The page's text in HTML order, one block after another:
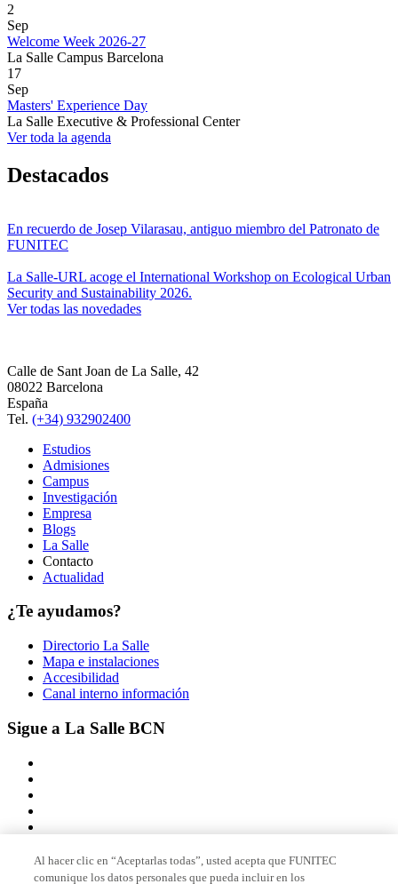
2
Sep
Welcome Week 2026-27
La Salle Campus Barcelona
17
Sep
Masters' Experience Day
La Salle Executive & Professional Center
Ver toda la agenda
Destacados
En recuerdo de Josep Vilarasau, antiguo miembro del Patronato de
FUNITEC
La Salle-URL acoge el International Workshop on Ecological Urban
Security and Sustainability 2026.
Ver todas las novedades
Calle de Sant Joan de La Salle, 42
08022 Barcelona
España
Tel. (+34) 932902400
Estudios
Admisiones
Campus
Investigación
Empresa
Blogs
La Salle
Contacto
Actualidad
¿Te ayudamos?
Directorio La Salle
Mapa e instalaciones
Accesibilidad
Canal interno información
Sigue a La Salle BCN
Al hacer clic en “Aceptarlas todas”, usted acepta que FUNITEC
comunique los datos personales que pueda incluir en los